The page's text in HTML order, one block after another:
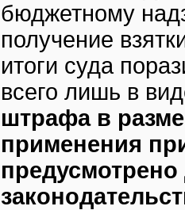
бюджетному
получение
итоги суда
всего лишь в
штрафа в
применения